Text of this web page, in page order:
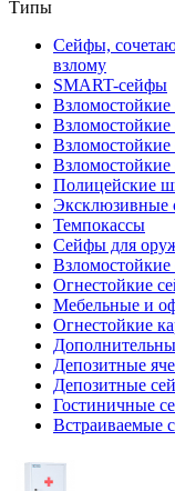
Типы
Сейфы,
взлому
SMART-сейфы
Полицейские
Эксклюзивные
Темпокассы
Сейфы для
Огнестойкие
Мебельные и
Огнестойкие
Депозитные
Депозитные
Гостиничные
Встраиваемые